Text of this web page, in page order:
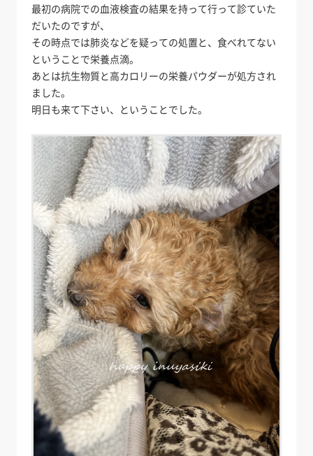
最初の病院での血液検査の結果を持って行って診ていた
だいたのですが、
その時点では肺炎などを疑っての処置と、食べれてない
ということで栄養点滴。
あとは抗生物質と高カロリーの栄養パウダーが処方され
ました。
明日も来て下さい、ということでした。